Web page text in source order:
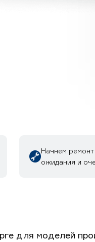
Начнем ремонт
ожидания и
для моделей